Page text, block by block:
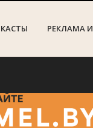
РЕКЛАМА